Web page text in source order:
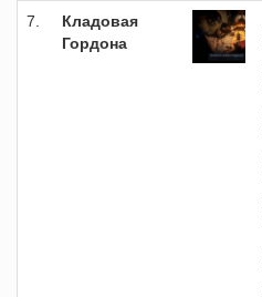
7.
Кладовая
Гордона